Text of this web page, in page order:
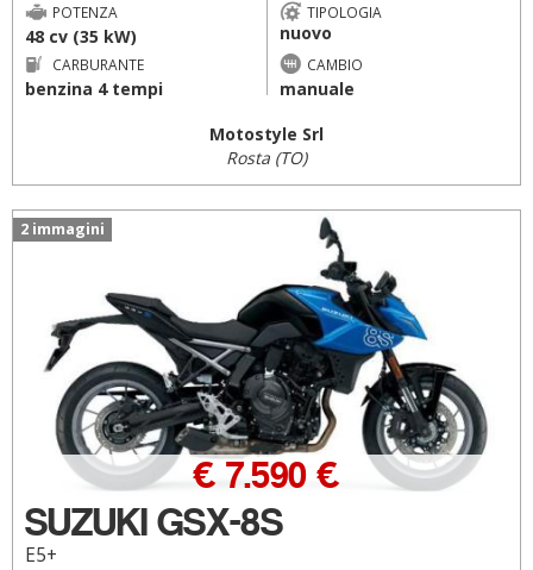
POTENZA
48 cv (35 kW)
TIPOLOGIA
nuovo
CARBURANTE
benzina 4 tempi
CAMBIO
manuale
Motostyle Srl
Rosta (TO)
2 immagini
SUZUKI GSX-8S
E5+
€ 7.590 €